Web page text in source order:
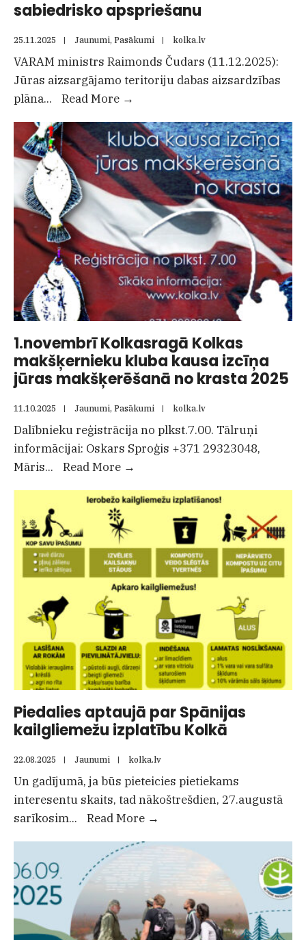
plāna
sabiedrisko apspriešanu
25.11.2025 | Jaunumi, Pasākumi | kolka.lv
VARAM ministrs Raimonds Čudars (11.12.2025):
Jūras aizsargājamo teritoriju dabas aizsardzības
plāna... Read More →
Dabas
aizsardzības
pārvalde
aicina
uz
aizsargājamo
jūras
teritoriju
dabas
aizsardzības
plāna
izstrādes
sabiedrisko
apspriešanu
1.novembrī Kolkasragā Kolkas
makšķernieku kluba kausa izcīņa
jūras makšķerēšanā no krasta 2025
11.10.2025 | Jaunumi, Pasākumi | kolka.lv
Dalībnieku reģistrācija no plkst.7.00. Tālruņi
informācijai: Oskars Sproģis +371 29323048,
Māris... Read More →
Kolkas
makšķernieku
kausa
izcīņa
jūras
makšķerēšanā
krasta
2025
Piedalies aptaujā par Spānijas
kailgliemežu izplatību Kolkā
22.08.2025 | Jaunumi | kolka.lv
Un gadījumā, ja būs pieteicies pietiekams
interesentu skaits, tad nākoštrešdien, 27.augustā
sarīkosim... Read More →
kailgliemežu
izplatību
Kolkā